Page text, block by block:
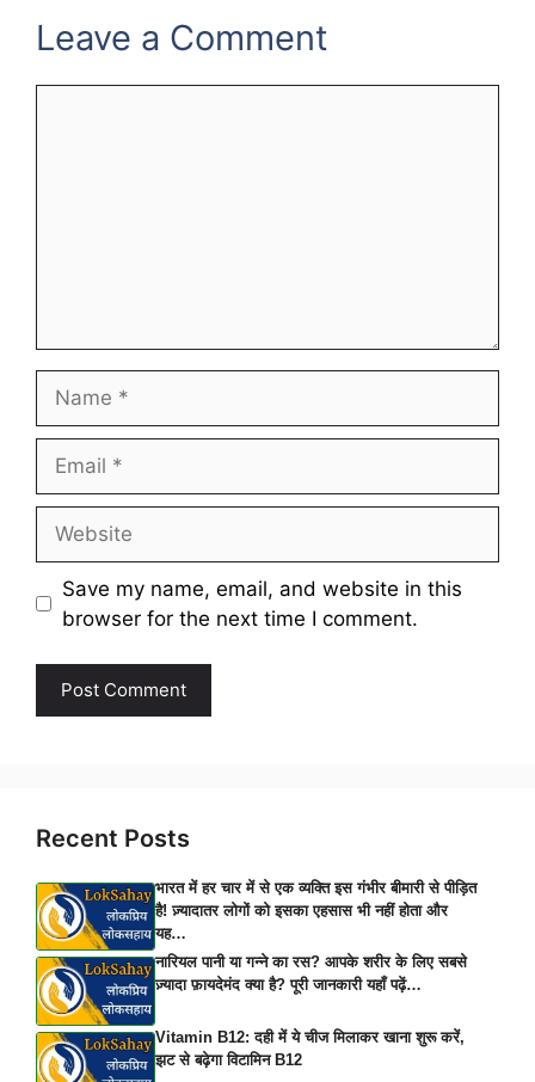
Leave a Comment
Save my name, email, and website in this
browser for the next time I comment.
Recent Posts
भारत में हर चार में से एक व्यक्ति इस गंभीर बीमारी से पीड़ित
है! ज़्यादातर लोगों को इसका एहसास भी नहीं होता और
यह…
नारियल पानी या गन्ने का रस? आपके शरीर के लिए सबसे
ज़्यादा फ़ायदेमंद क्या है? पूरी जानकारी यहाँ पढ़ें…
Vitamin B12: दही में ये चीज मिलाकर खाना शुरू करें,
झट से बढ़ेगा विटामिन B12